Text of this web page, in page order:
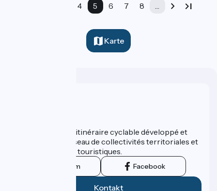
4 5 6 7 8 …
Karte
ViaRhôna est un itinéraire cyclable développé et
promu par un réseau de collectivités territoriales et
leurs institutions touristiques.
Instagram Facebook
Kontakt